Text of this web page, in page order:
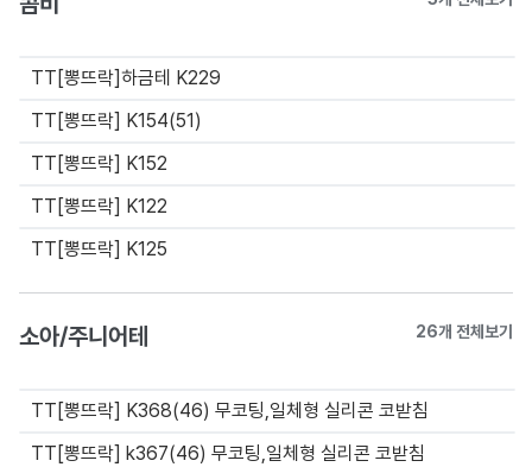
TT[뽕뜨락]하금테 K229
TT[뽕뜨락] K154(51)
TT[뽕뜨락] K152
TT[뽕뜨락] K122
TT[뽕뜨락] K125
소아/주니어테 26개 전체보기
TT[뽕뜨락] K368(46) 무코팅,일체형 실리콘 코받침
TT[뽕뜨락] k367(46) 무코팅,일체형 실리콘 코받침